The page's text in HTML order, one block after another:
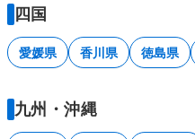
四国
愛媛県 香川県 徳島県
九州・沖縄